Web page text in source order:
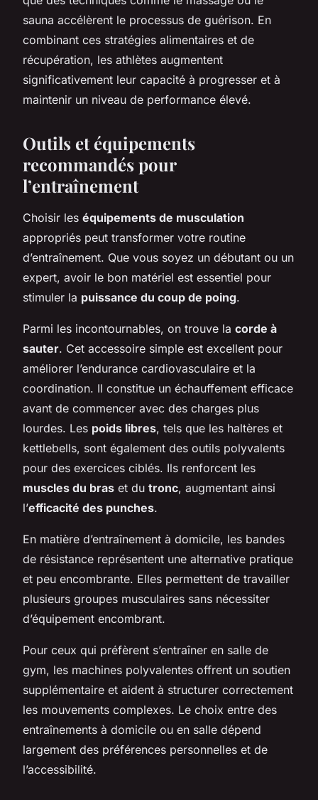
sauna accélèrent le processus de guérison. En
combinant ces stratégies alimentaires et de
récupération, les athlètes augmentent
significativement leur capacité à progresser et à
maintenir un niveau de performance élevé.
Outils et équipements
recommandés pour
l’entraînement
Choisir les équipements de musculation
appropriés peut transformer votre routine
d’entraînement. Que vous soyez un débutant ou un
expert, avoir le bon matériel est essentiel pour
stimuler la puissance du coup de poing.
Parmi les incontournables, on trouve la corde à
sauter. Cet accessoire simple est excellent pour
améliorer l’endurance cardiovasculaire et la
coordination. Il constitue un échauffement efficace
avant de commencer avec des charges plus
lourdes. Les poids libres, tels que les haltères et
kettlebells, sont également des outils polyvalents
pour des exercices ciblés. Ils renforcent les
muscles du bras et du tronc, augmentant ainsi
l’efficacité des punches.
En matière d’entraînement à domicile, les bandes
de résistance représentent une alternative pratique
et peu encombrante. Elles permettent de travailler
plusieurs groupes musculaires sans nécessiter
d’équipement encombrant.
Pour ceux qui préfèrent s’entraîner en salle de
gym, les machines polyvalentes offrent un soutien
supplémentaire et aident à structurer correctement
les mouvements complexes. Le choix entre des
entraînements à domicile ou en salle dépend
largement des préférences personnelles et de
l’accessibilité.